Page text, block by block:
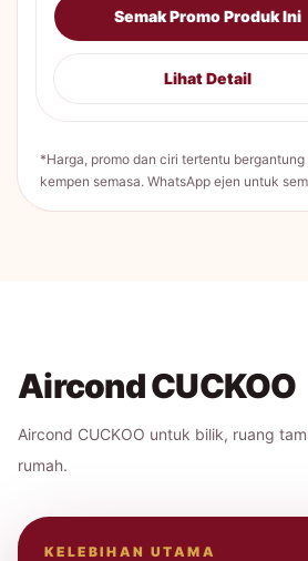
Semak Promo Produk Ini
Lihat Detail
*Harga, promo dan ciri tertentu
kempen semasa. WhatsApp ejen untuk
Aircond CUCKOO
Aircond CUCKOO untuk bilik, ruang
rumah.
KELEBIHAN UTAMA